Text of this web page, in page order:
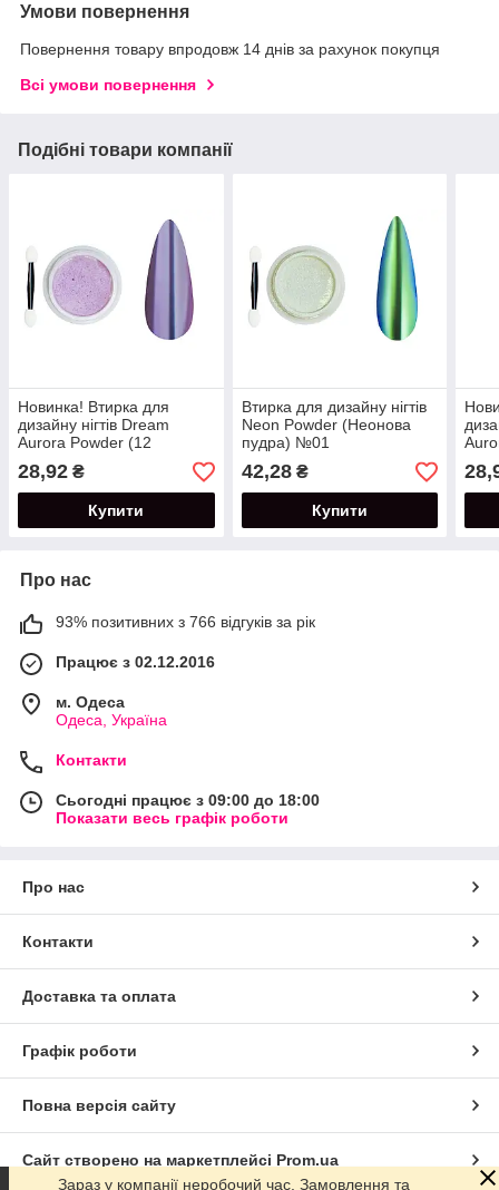
Умови повернення
Повернення товару впродовж 14 днів за рахунок покупця
Всі умови повернення
Подібні товари компанії
Новинка! Втирка для
дизайну нігтів Dream
Aurora Powder (12
кольорів в наявності) №03
28,92 ₴
Купити
Втирка для дизайну нігтів
Neon Powder (Неонова
пудра) №01
42,28₴
Купити
Про нас
93% позитивних з 766 відгуків за рік
Працює з 02.12.2016
м. Одеса
Одеса, Україна
Контакти
Сьогодні працює з 09:00 до 18:00
Показати весь графік роботи
Про нас
Контакти
Доставка та оплата
Графік роботи
Повна версія сайту
Сайт створено на маркетплейсі Prom.ua
Зараз у компанії неробочий час. Замовлення та